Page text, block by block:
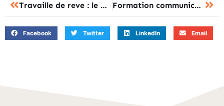
Travaille de reve : le métier idéal existe-t-il vraiment ? Formation communication digitale à distance : le bachelor ou la certification, comment trancher ?
Facebook Twitter LinkedIn Email